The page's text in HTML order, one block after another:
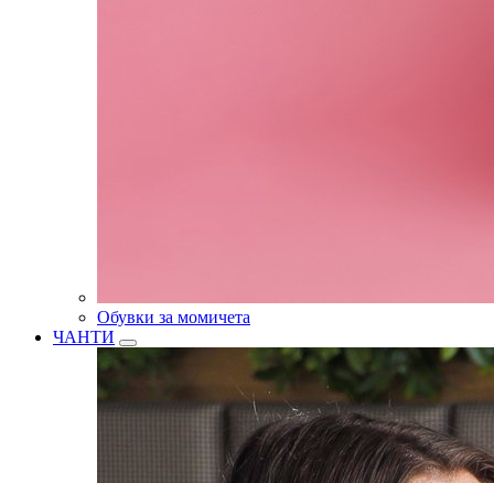
Обувки за момичета
ЧАНТИ